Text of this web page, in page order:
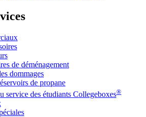
de déménagement
dommages
de propane
service des étudiants Collegeboxes®